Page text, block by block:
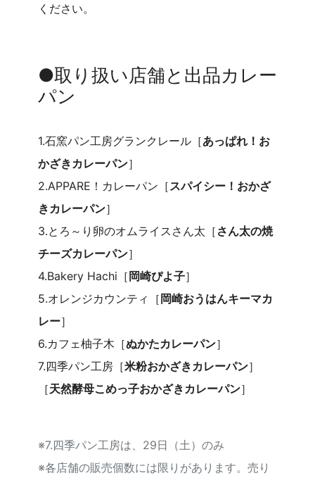
ください。
●取り扱い店舗と出品カレー
パン
1.石窯パン工房グランクレール［あっぱれ！お
かざきカレーパン］
2.APPARE！カレーパン［スパイシー！おかざ
きカレーパン］
3.とろ～り卵のオムライスさん太［ さん太の焼
チーズカレーパン］
4.Bakery Hachi［ 岡崎ぴよ子］
5.オレンジカウンティ［ 岡崎おうはんキーマカ
レー］
6.カフェ柚子木［ぬかたカレーパン］
7.四季パン工房［米粉おかざきカレーパン］
［天然酵母こめっ子おかざきカレーパン］
※7.四季パン工房は、29日（土）のみ
※各店舗の販売個数には限りがあります。売り